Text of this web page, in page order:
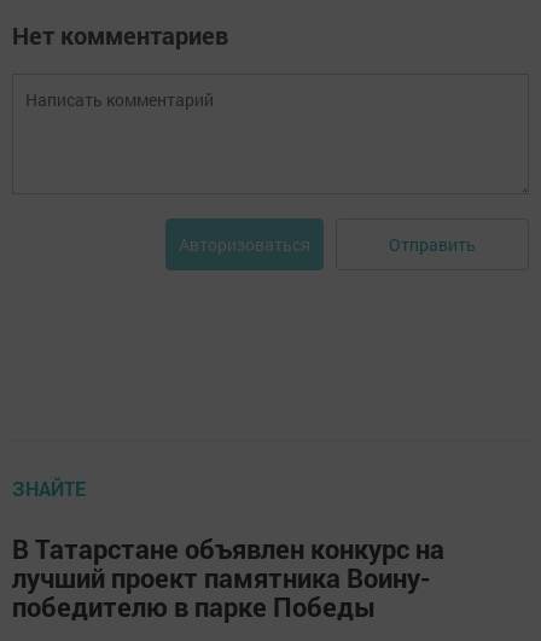
Нет комментариев
Авторизоваться Отправить
ЗНАЙТЕ
В Татарстане объявлен конкурс на
лучший проект памятника Воину-
победителю в парке Победы